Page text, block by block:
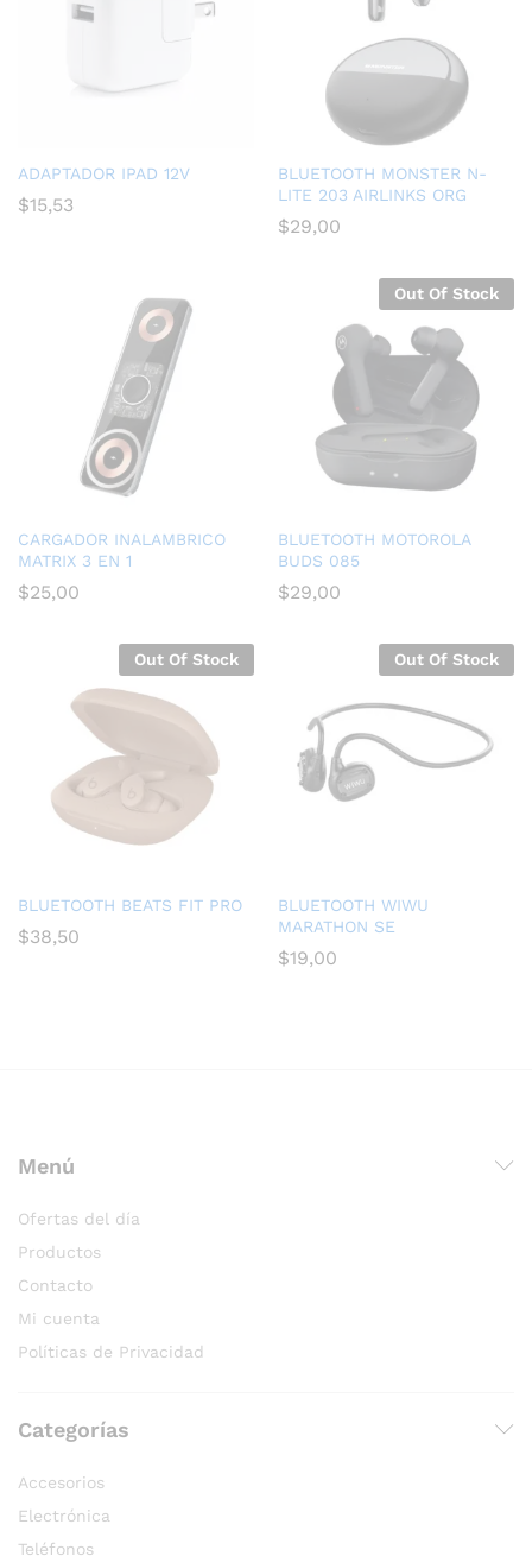
ADAPTADOR IPAD 12V
$15,53
BLUETOOTH MONSTER N-
LITE 203 AIRLINKS ORG
$29,00
CARGADOR INALAMBRICO
MATRIX 3 EN 1
$25,00
Out Of Stock
BLUETOOTH MOTOROLA
BUDS 085
$29,00
Out Of Stock
BLUETOOTH BEATS FIT PRO
$38,50
Out Of Stock
BLUETOOTH WIWU
MARATHON SE
$19,00
Menú
Ofertas del día
Productos
Contacto
Mi cuenta
Políticas de Privacidad
Categorías
Accesorios
Electrónica
Teléfonos